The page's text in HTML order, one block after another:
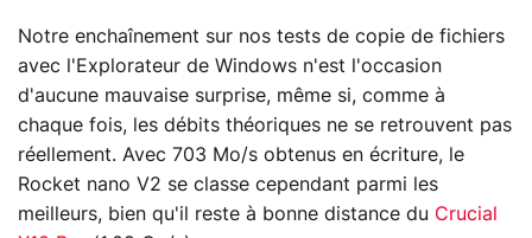
Notre enchaînement sur nos tests de copie de fichiers
avec l'Explorateur de Windows n'est l'occasion
d'aucune mauvaise surprise, même si, comme à
chaque fois, les débits théoriques ne se retrouvent pas
réellement. Avec 703 Mo/s obtenus en écriture, le
Rocket nano V2 se classe cependant parmi les
meilleurs, bien qu'il reste à bonne distance du Crucial